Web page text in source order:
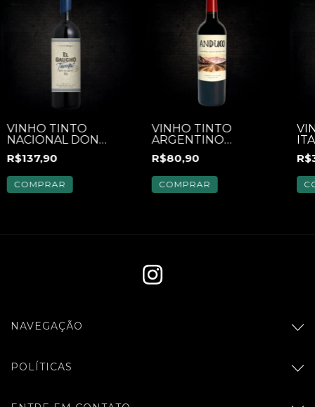
VINHO TINTO
NACIONAL DON
GUERINO EL
GAUCHO TANNAT
750 ML
R$137,90
COMPRAR
VINHO TINTO
ARGENTINO
ANDUCO CABERNET
SAUVIGNON 750ML
R$80,90
COMPRAR
NAVEGAÇÃO
POLÍTICAS